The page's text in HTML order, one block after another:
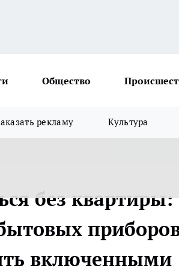
Общество
рекламу Культура
без
включенными